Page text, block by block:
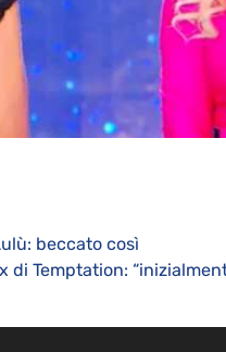
beccato così
di Temptation: